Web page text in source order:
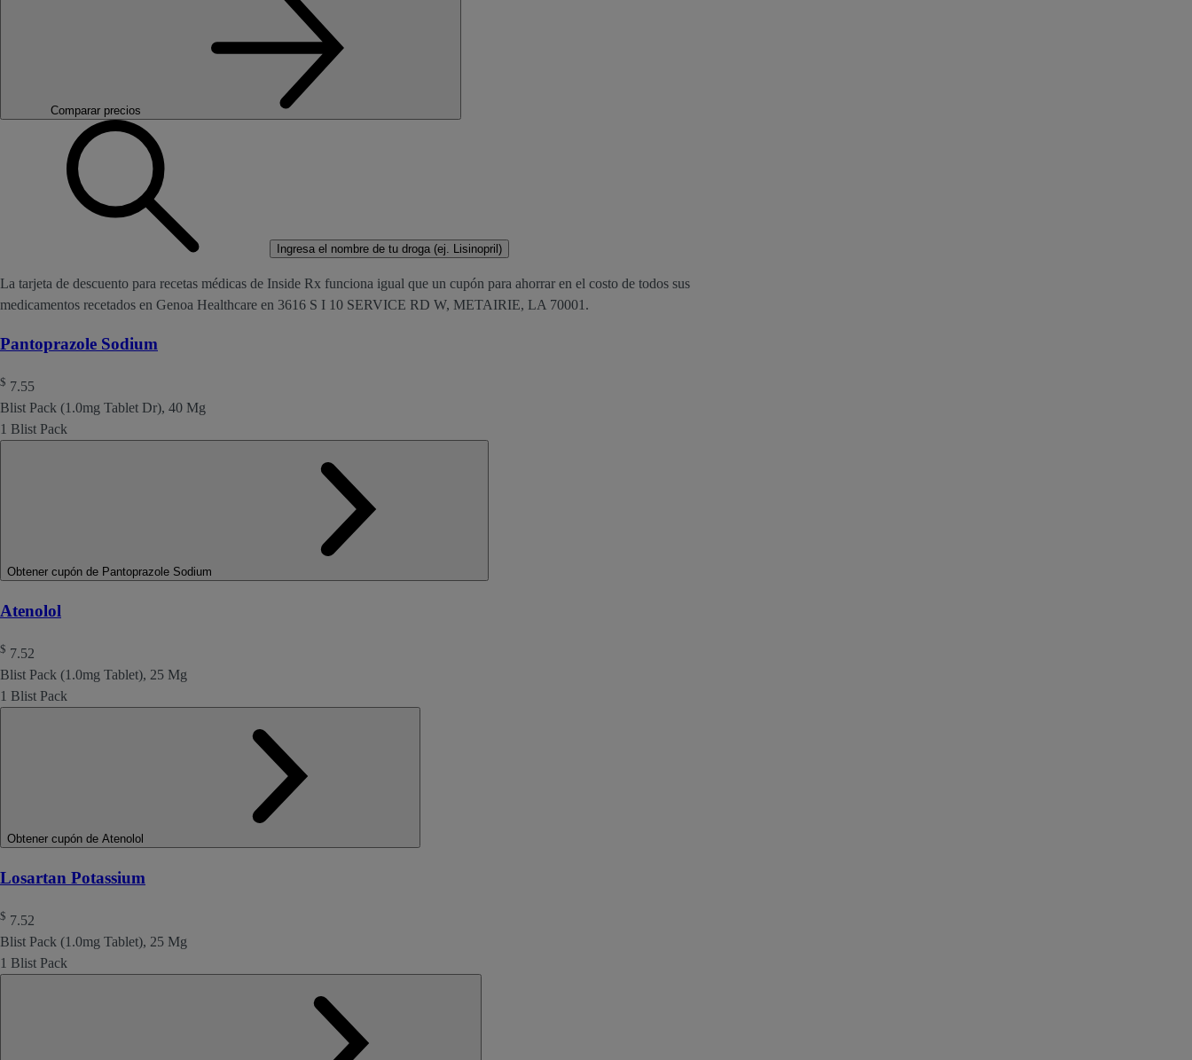
Comparar precios
Ingresa el nombre de tu droga (ej. Lisinopril)
La tarjeta de descuento para recetas médicas de Inside Rx funciona igual que un cupón para ahorrar en el costo de todos sus
medicamentos recetados en Genoa Healthcare en 3616 S I 10 SERVICE RD W, METAIRIE, LA 70001.
Pantoprazole Sodium
$ 7.55
Blist Pack (1.0mg Tablet Dr), 40 Mg
1 Blist Pack
Obtener cupón de Pantoprazole Sodium
Atenolol
$ 7.52
Blist Pack (1.0mg Tablet), 25 Mg
1 Blist Pack
Obtener cupón de Atenolol
Losartan Potassium
$ 7.52
Blist Pack (1.0mg Tablet), 25 Mg
1 Blist Pack